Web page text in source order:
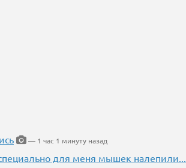
— 1 час 1 минуту назад
для меня мышек налепили...